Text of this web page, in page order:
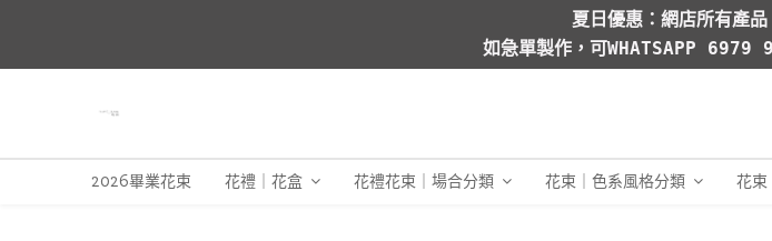
夏日優惠：網店所有產
如急單製作，可WHATSAPP
2026畢業花束 花禮｜花盒 花禮花束｜場合分類 花束｜色系風格分類 花束